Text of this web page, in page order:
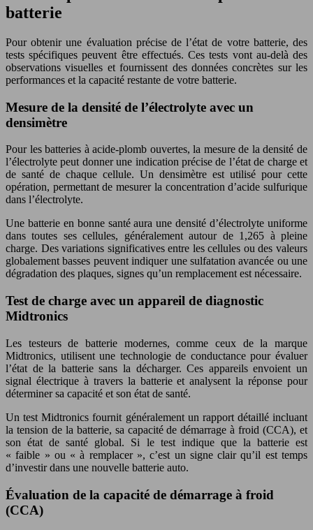
batterie
Pour obtenir une évaluation précise de l’état de votre batterie, des
tests spécifiques peuvent être effectués. Ces tests vont au-delà des
observations visuelles et fournissent des données concrètes sur les
performances et la capacité restante de votre batterie.
Mesure de la densité de l’électrolyte avec un
densimètre
Pour les batteries à acide-plomb ouvertes, la mesure de la densité de
l’électrolyte peut donner une indication précise de l’état de charge et
de santé de chaque cellule. Un densimètre est utilisé pour cette
opération, permettant de mesurer la concentration d’acide sulfurique
dans l’électrolyte.
Une batterie en bonne santé aura une densité d’électrolyte uniforme
dans toutes ses cellules, généralement autour de 1,265 à pleine
charge. Des variations significatives entre les cellules ou des valeurs
globalement basses peuvent indiquer une sulfatation avancée ou une
dégradation des plaques, signes qu’un remplacement est nécessaire.
Test de charge avec un appareil de diagnostic
Midtronics
Les testeurs de batterie modernes, comme ceux de la marque
Midtronics, utilisent une technologie de conductance pour évaluer
l’état de la batterie sans la décharger. Ces appareils envoient un
signal électrique à travers la batterie et analysent la réponse pour
déterminer sa capacité et son état de santé.
Un test Midtronics fournit généralement un rapport détaillé incluant
la tension de la batterie, sa capacité de démarrage à froid (CCA), et
son état de santé global. Si le test indique que la batterie est
« faible » ou « à remplacer », c’est un signe clair qu’il est temps
d’investir dans une nouvelle batterie auto.
Évaluation de la capacité de démarrage à froid
(CCA)